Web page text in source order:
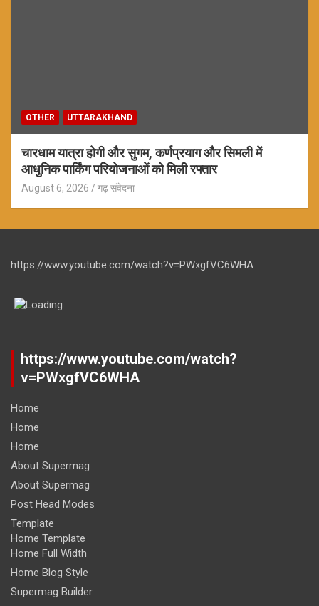
OTHER UTTARAKHAND
चारधाम यात्रा होगी और सुगम, कर्णप्रयाग और सिमली में
आधुनिक पार्किंग परियोजनाओं को मिली रफ्तार
August 6, 2026 गढ़ संवेदना
https://www.youtube.com/watch?v=PWxgfVC6WHA
https://www.youtube.com/watch?
v=PWxgfVC6WHA
Home
Home
Home
About Supermag
About Supermag
Post Head Modes
Template
Home Template
Home Full Width
Home Blog Style
Supermag Builder